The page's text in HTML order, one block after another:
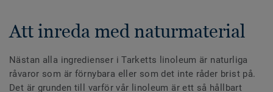
Att inreda med naturmaterial
Nästan alla ingredienser i Tarketts linoleum är naturliga
råvaror som är förnybara eller som det inte råder brist på.
Det är grunden till varför vår linoleum är ett så hållbart